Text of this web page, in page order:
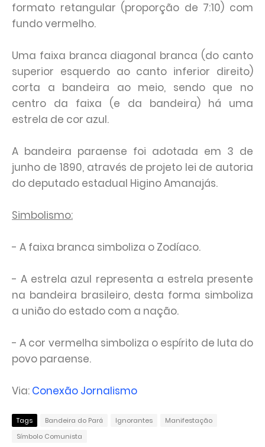
formato retangular (proporção de 7:10) com
fundo vermelho.
Uma faixa branca diagonal branca (do canto
superior esquerdo ao canto inferior direito)
corta a bandeira ao meio, sendo que no
centro da faixa (e da bandeira) há uma
estrela de cor azul.
A bandeira paraense foi adotada em 3 de
junho de 1890, através de projeto lei de autoria
do deputado estadual Higino Amanajás.
Simbolismo:
- A faixa branca simboliza o Zodíaco.
- A estrela azul representa a estrela presente
na bandeira brasileiro, desta forma simboliza
a união do estado com a nação.
- A cor vermelha simboliza o espírito de luta do
povo paraense.
Via: Conexão Jornalismo
Tags Bandeira do Pará Ignorantes
Manifestação
Símbolo Comunista